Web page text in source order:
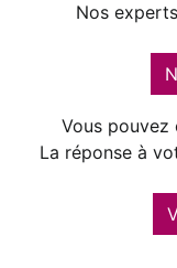
Nos
Vous pouvez
La réponse à